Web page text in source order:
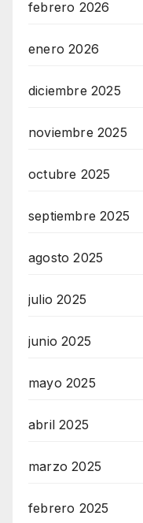
febrero 2026
enero 2026
diciembre 2025
noviembre 2025
octubre 2025
septiembre 2025
agosto 2025
julio 2025
junio 2025
mayo 2025
abril 2025
marzo 2025
febrero 2025